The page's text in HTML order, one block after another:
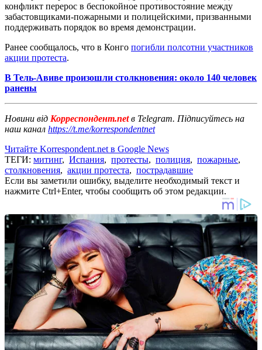
конфликт перерос в беспокойное противостояние между
забастовщиками-пожарными и полицейскими, призванными
поддерживать порядок во время демонстрации.
Ранее сообщалось, что в Конго погибли полсотни участников
акции протеста.
В Тель-Авиве произошли столкновения: около 140 человек
ранены
Новини від Корреспондент.netв Telegram. Підписуйтесь на
наш канал https://t.me/korrespondentnet
Читайте Korrespondent.net в Google News
ТЕГИ: митинг, Испания, протесты, полиция, пожарные,
столкновения, акции протеста, пострадавшие
Если вы заметили ошибку, выделите необходимый текст и
нажмите Ctrl+Enter, чтобы сообщить об этом редакции.